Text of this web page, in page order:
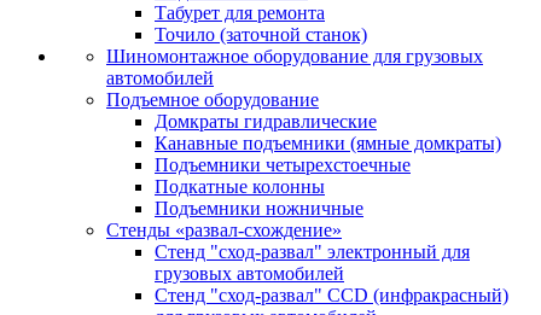
Табурет для ремонта
Точило (заточной станок)
Шиномонтажное оборудование для грузовых
автомобилей
Подъемное оборудование
Домкраты гидравлические
Канавные подъемники (ямные домкраты)
Подъемники четырехстоечные
Подкатные колонны
Подъемники ножничные
Стенды «развал-схождение»
Стенд "сход-развал" электронный для
грузовых автомобилей
Стенд "сход-развал" CCD (инфракрасный)